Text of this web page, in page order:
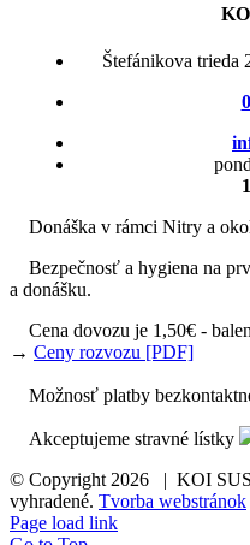
Štefánikova trieda
Donáška v rámci Nitry a
Bezpečnosť a hygiena na
a donášku.
Cena dovozu je 1,50€ -
→ Ceny rozvozu [PDF]
Možnosť platby
Akceptujeme stravné lístky
© Copyright 2026 | KOI
vyhradené. Tvorba webstránok
Page load link